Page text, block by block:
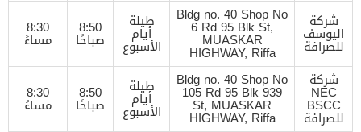
شركة
اليوسف
للصرافة
Bldg no. 40 Shop No
6 Rd 95 Blk St,
MUASKAR
HIGHWAY, Riffa
طيلة
أيام
الأسبوع
8:50
صباحًا
8:30
مساءً
شركة
NEC
BSCC
للصرافة
Bldg no. 40 Shop No
105 Rd 95 Blk 939
St, MUASKAR
HIGHWAY, Riffa
طيلة
أيام
الأسبوع
8:50
صباحًا
8:30
مساءً